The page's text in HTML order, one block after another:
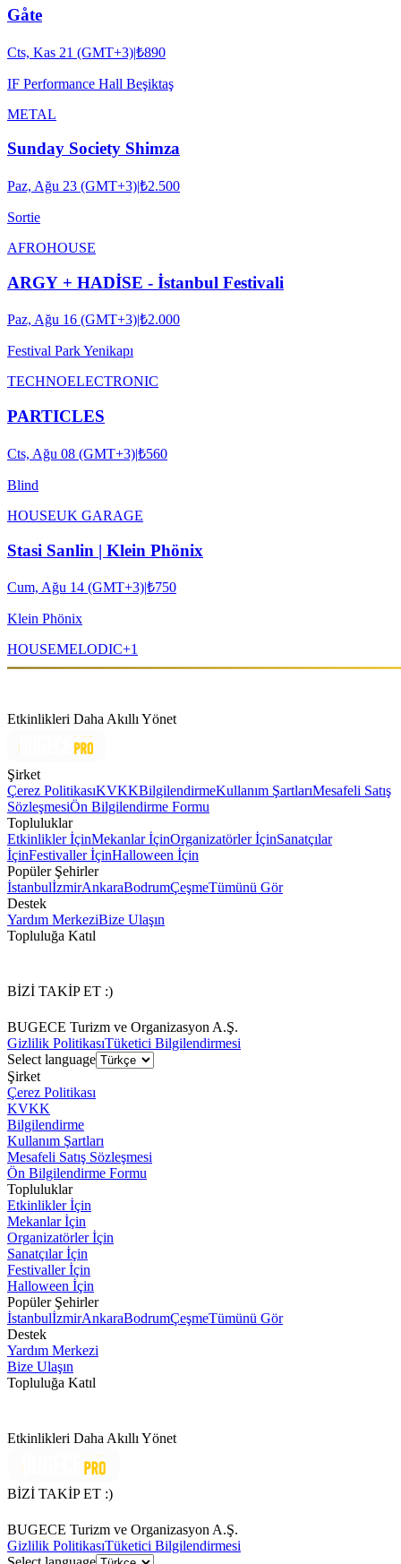
Gåte
Cts, Kas 21 (GMT+3)|₺890
IF Performance Hall Beşiktaş
METAL
Sunday Society Shimza
Paz, Ağu 23 (GMT+3)|₺2.500
Sortie
AFROHOUSE
ARGY + HADİSE - İstanbul Festivali
Paz, Ağu 16 (GMT+3)|₺2.000
Festival Park Yenikapı
TECHNOELECTRONIC
PARTICLES
Cts, Ağu 08 (GMT+3)|₺560
Blind
HOUSEUK GARAGE
Stasi Sanlin | Klein Phönix
Cum, Ağu 14 (GMT+3)|₺750
Klein Phönix
HOUSEMELODIC+1
Etkinlikleri Daha Akıllı Yönet
Şirket
Çerez PolitikasıKVKKBilgilendirmeKullanım ŞartlarıMesafeli Satış
SözleşmesiÖn Bilgilendirme Formu
Topluluklar
Etkinlikler İçinMekanlar İçinOrganizatörler İçinSanatçılar
İçinFestivaller İçinHalloween İçin
Popüler Şehirler
İstanbulİzmirAnkaraBodrumÇeşmeTümünü Gör
Destek
Yardım MerkeziBize Ulaşın
Topluluğa Katıl
BİZİ TAKİP ET :)
BUGECE Turizm ve Organizasyon A.Ş.
Gizlilik PolitikasıTüketici Bilgilendirmesi
Select language
Şirket
Çerez Politikası
KVKK
Bilgilendirme
Kullanım Şartları
Mesafeli Satış Sözleşmesi
Ön Bilgilendirme Formu
Topluluklar
Etkinlikler İçin
Mekanlar İçin
Organizatörler İçin
Sanatçılar İçin
Festivaller İçin
Halloween İçin
Popüler Şehirler
İstanbulİzmirAnkaraBodrumÇeşmeTümünü Gör
Destek
Yardım Merkezi
Bize Ulaşın
Topluluğa Katıl
Etkinlikleri Daha Akıllı Yönet
BİZİ TAKİP ET :)
BUGECE Turizm ve Organizasyon A.Ş.
Gizlilik PolitikasıTüketici Bilgilendirmesi